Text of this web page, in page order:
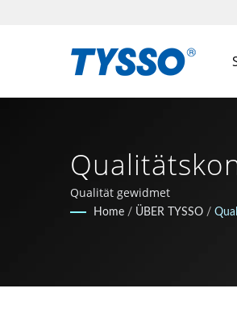
1981 |
Qualität gewidmet
Home / ÜBER TYSSO /